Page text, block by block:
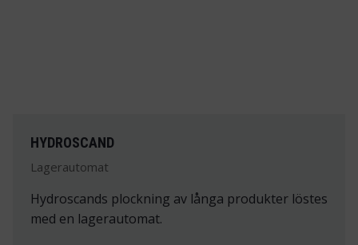
HYDROSCAND
Lagerautomat
Hydroscands plockning av långa produkter löstes
med en lagerautomat.